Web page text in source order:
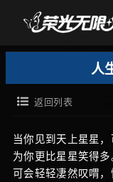
人
返回列表
当你见到天上星星
为你更比星星笑得
可会轻轻凄然叹喟